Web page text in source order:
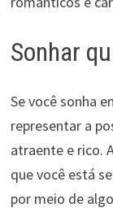
Sonhar
Se você sonha
representar a
atraente e rico.
que você está
por meio de